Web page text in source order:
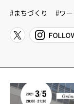
まちづくり ワ